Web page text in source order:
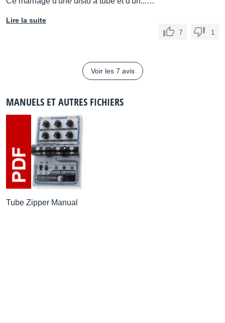
Lire la suite
7
1
Voir les 7 avis
MANUELS ET AUTRES FICHIERS
Tube Zipper Manual